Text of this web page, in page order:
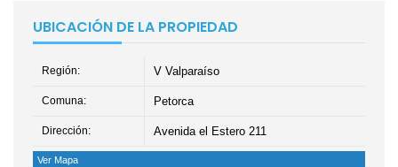
UBICACIÓN DE LA PROPIEDAD
Región: V Valparaíso
Comuna: Petorca
Dirección: Avenida el Estero 211
Ver Mapa